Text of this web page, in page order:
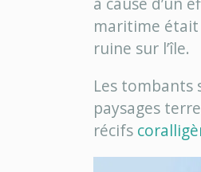
maritime
ruine sur l’île.
Les tombants
paysages
récifs